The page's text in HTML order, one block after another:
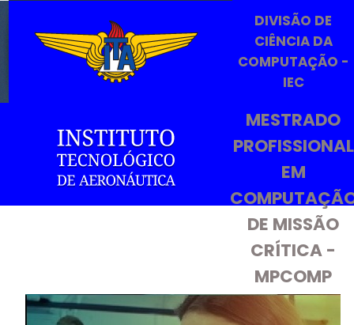
DIVISÃO DE
CIÊNCIA DA
COMPUTAÇÃO -
IEC
MESTRADO
PROFISSIONAL
EM
DE MISSÃO
CRÍTICA -
MPCOMP